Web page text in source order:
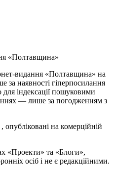
«Полтавщина»
видання «Полтавщина» на
за наявності гіперпосилання
для індексації пошуковими
— лише за погодженням з
, опубліковані на комерційній
«Проекти» та «Блоги»,
осіб і не є редакційними.